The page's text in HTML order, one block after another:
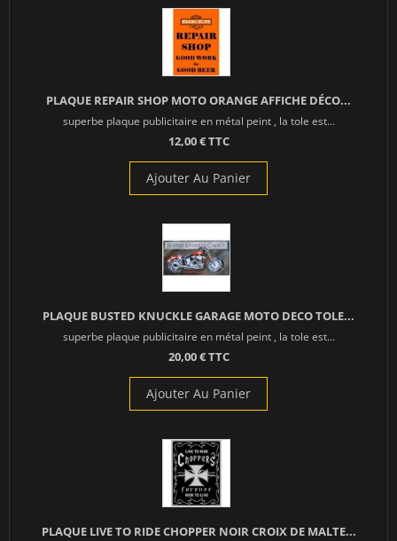
PLAQUE REPAIR SHOP MOTO ORANGE AFFICHE DÉCO...
superbe plaque publicitaire en métal peint , la tole est...
12,00 € TTC
Ajouter Au Panier
PLAQUE BUSTED KNUCKLE GARAGE MOTO DECO TOLE...
superbe plaque publicitaire en métal peint , la tole est...
20,00 € TTC
Ajouter Au Panier
PLAQUE LIVE TO RIDE CHOPPER NOIR CROIX DE MALTE...